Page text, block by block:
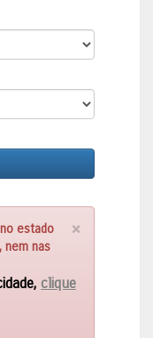
×
estado
nem nas
clique